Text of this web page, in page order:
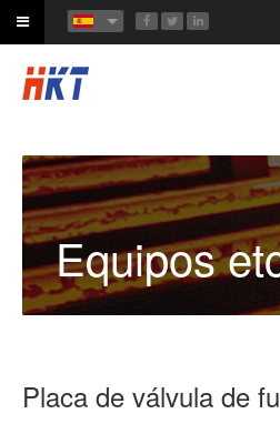
Equipos
Placa de válvula de